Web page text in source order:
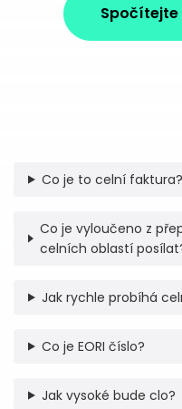
Spočítejte
Co je to celní faktura?
Co je vyloučeno z
celních oblastí
Jak rychle probíhá
Co je EORI číslo?
Jak vysoké bude clo?